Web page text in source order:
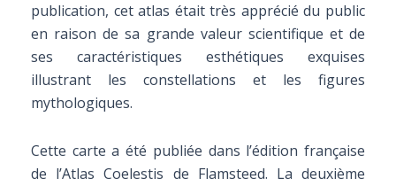
publication, cet atlas était très apprécié du public
en raison de sa grande valeur scientifique et de
ses caractéristiques esthétiques exquises
illustrant les constellations et les figures
mythologiques.
Cette carte a été publiée dans l’édition française
de l’Atlas Coelestis de Flamsteed. La deuxième